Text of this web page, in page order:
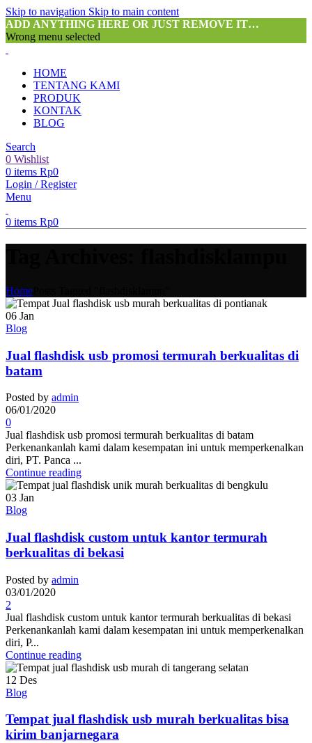
Skip to navigation Skip to main content
ADD ANYTHING HERE OR JUST REMOVE IT…
Wrong menu selected
HOME
TENTANG KAMI
PRODUK
KONTAK
BLOG
Search
0 Wishlist
0 items Rp0
Login / Register
Menu
0 items Rp0
Home
06 Jan
Blog
Jual flashdisk usb promosi termurah berkualitas di
batam
Posted by admin
06/01/2020
0
Jual flashdisk usb promosi termurah berkualitas di batam
Perkenankanlah kami dalam kesempatan ini untuk memperkenalkan
diri, PT. Panca ...
Continue reading
03 Jan
Blog
Jual flashdisk custom untuk kantor termurah
berkualitas di bekasi
Posted by admin
03/01/2020
2
Jual flashdisk custom untuk kantor termurah berkualitas di bekasi
Perkenankanlah kami dalam kesempatan ini untuk memperkenalkan
diri, P...
Continue reading
12 Des
Blog
Tempat jual flashdisk usb murah berkualitas bisa
kirim banjarnegara